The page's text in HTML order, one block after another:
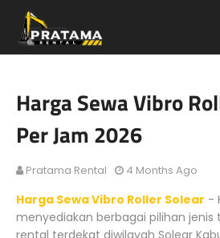
Harga Sewa Vibro
Per Jam 2026
Pratama Rental 4 Months Ago
Harga Sewa Vibro Roller Solear -
menyediakan berbagai pilihan jenis
rental terdekat diwilayah Solear